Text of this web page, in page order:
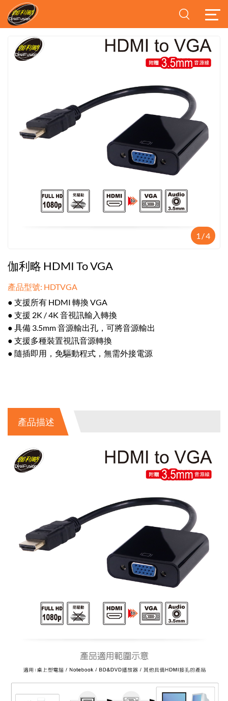
1 /4
伽利略 HDMI To VGA
產品型號: HDTVGA
● 支援所有 HDMI 轉換 VGA
● 支援 2K / 4K 音視訊輸入轉換
● 具備 3.5mm 音源輸出孔，可將音源輸出
● 支援多種裝置視訊音源轉換
● 隨插即用，免驅動程式，無需外接電源
產品描述